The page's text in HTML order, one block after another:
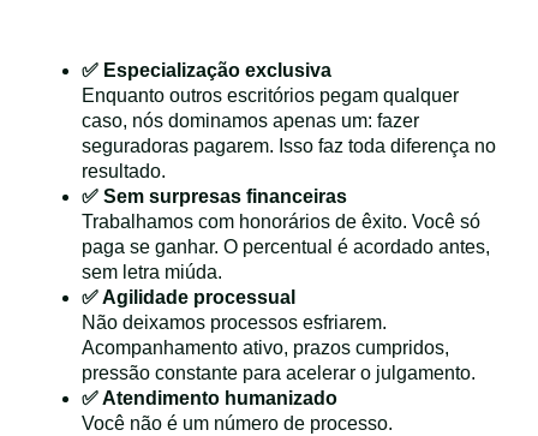
✅ Especialização exclusiva
Enquanto outros escritórios pegam qualquer
caso, nós dominamos apenas um: fazer
seguradoras pagarem. Isso faz toda diferença no
resultado.
✅ Sem surpresas financeiras
Trabalhamos com honorários de êxito. Você só
paga se ganhar. O percentual é acordado antes,
sem letra miúda.
✅ Agilidade processual
Não deixamos processos esfriarem.
Acompanhamento ativo, prazos cumpridos,
pressão constante para acelerar o julgamento.
✅ Atendimento humanizado
Você não é um número de processo.